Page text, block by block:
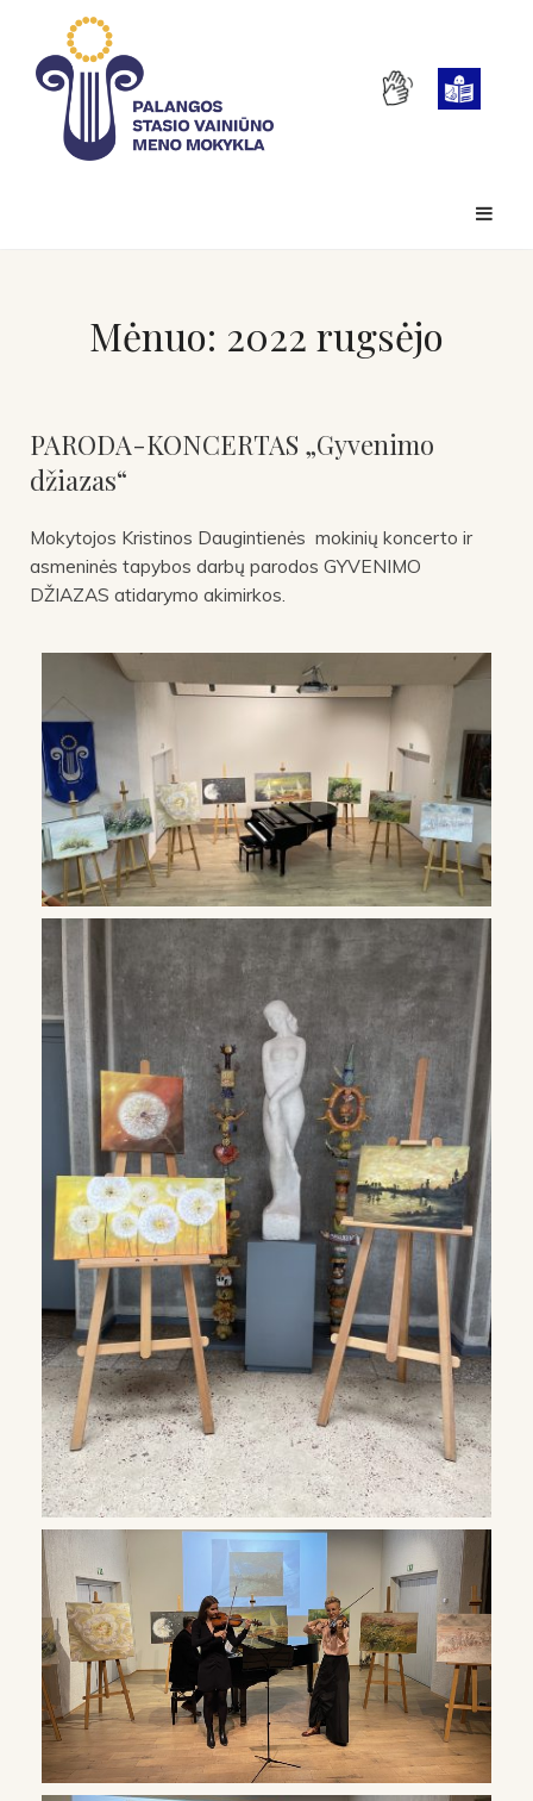
Mėnuo: 2022 rugsėjo
PARODA-KONCERTAS „Gyvenimo
džiazas“
Mokytojos Kristinos Daugintienės mokinių koncerto ir
asmeninės tapybos darbų parodos GYVENIMO
DŽIAZAS atidarymo akimirkos.